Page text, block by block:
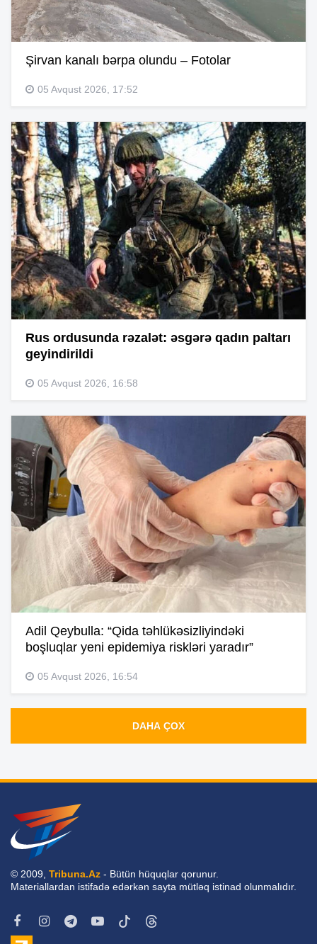
Şirvan kanalı bərpa olundu – Fotolar
05 Avqust 2026, 17:52
Rus ordusunda rəzalət: əsgərə qadın paltarı
geyindirildi
05 Avqust 2026, 16:58
Adil Qeybulla: “Qida təhlükəsizliyindəki
boşluqlar yeni epidemiya riskləri yaradır”
05 Avqust 2026, 16:54
DAHA ÇOX
© 2009, Tribuna.Az - Bütün hüquqlar qorunur.
Materiallardan istifadə edərkən sayta mütləq istinad olunmalıdır.